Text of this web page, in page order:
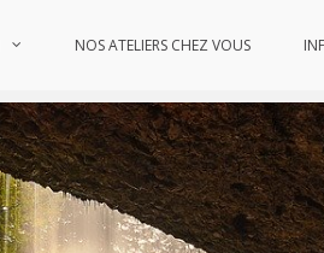
NOS ATELIERS CHEZ VOUS